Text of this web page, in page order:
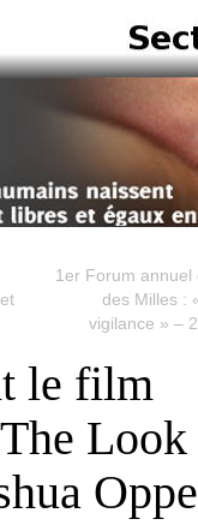
1er Forum
des Milles :
vigilance » –
le film